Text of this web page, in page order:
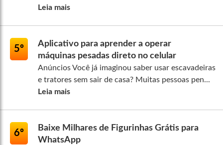
Leia mais
5º
Aplicativo para aprender a operar
máquinas pesadas direto no celular
Anúncios Você já imaginou saber usar escavadeiras
e tratores sem sair de casa? Muitas pessoas pen...
Leia mais
6º
Baixe Milhares de Figurinhas Grátis para
WhatsApp